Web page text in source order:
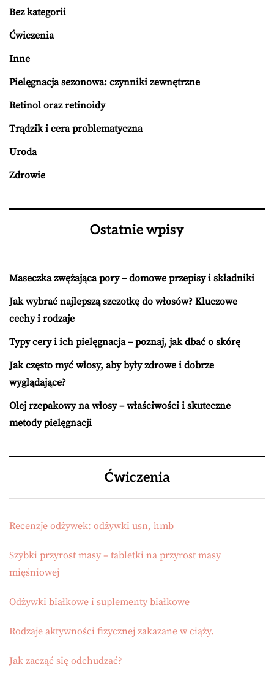
Bez kategorii
Ćwiczenia
Inne
Pielęgnacja sezonowa: czynniki zewnętrzne
Retinol oraz retinoidy
Trądzik i cera problematyczna
Uroda
Zdrowie
Ostatnie wpisy
Maseczka zwężająca pory – domowe przepisy i składniki
Jak wybrać najlepszą szczotkę do włosów? Kluczowe
cechy i rodzaje
Typy cery i ich pielęgnacja – poznaj, jak dbać o skórę
Jak często myć włosy, aby były zdrowe i dobrze
wyglądające?
Olej rzepakowy na włosy – właściwości i skuteczne
metody pielęgnacji
Ćwiczenia
Recenzje odżywek: odżywki usn, hmb
Szybki przyrost masy – tabletki na przyrost masy
mięśniowej
Odżywki białkowe i suplementy białkowe
Rodzaje aktywności fizycznej zakazane w ciąży.
Jak zacząć się odchudzać?